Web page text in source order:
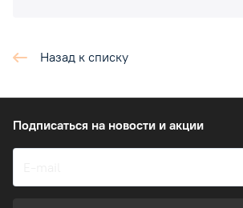
Назад к списку
Подписаться на новости и акции